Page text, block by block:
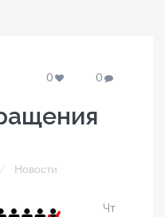
0 0
Новости
Чт